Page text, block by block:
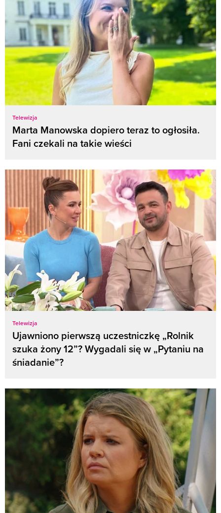
Telewizja
Marta Manowska dopiero teraz to ogłosiła.
Fani czekali na takie wieści
Telewizja
Ujawniono pierwszą uczestniczkę „Rolnik
szuka żony 12”? Wygadali się w „Pytaniu na
śniadanie”?